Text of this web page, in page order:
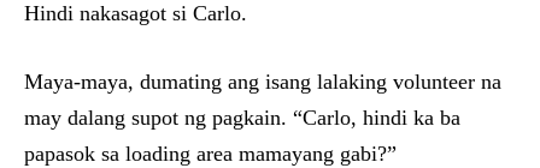
Hindi nakasagot si Carlo.
Maya-maya, dumating ang isang lalaking volunteer na
may dalang supot ng pagkain. “Carlo, hindi ka ba
papasok sa loading area mamayang gabi?”